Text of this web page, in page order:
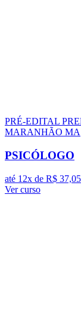
PRÉ-EDITAL
MARANHÃO MA
PSICÓLOGO
até 12x de R$ 37,05
Ver curso